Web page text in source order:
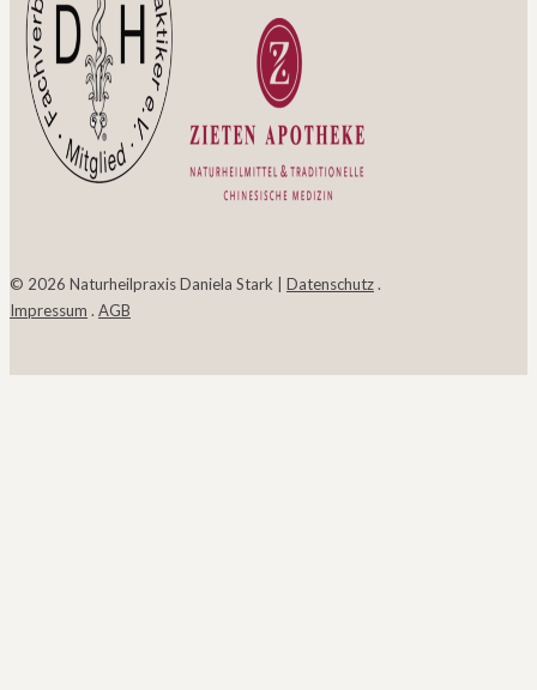
© 2026 Naturheilpraxis Daniela Stark | Datenschutz.
Impressum . AGB